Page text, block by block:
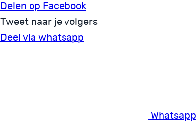
Delen op Facebook
Tweet naar je volgers
Deel via whatsapp
Whatsapp